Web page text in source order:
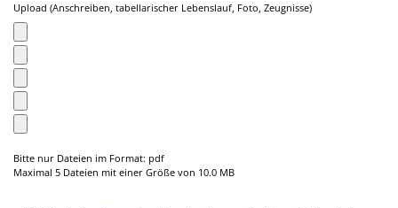
Upload (Anschreiben, tabellarischer Lebenslauf, Foto, Zeugnisse)
Bitte nur Dateien im Format: pdf
Maximal 5 Dateien mit einer Größe von 10.0 MB